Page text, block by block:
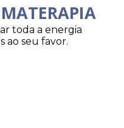
toda a energia
ao seu favor.